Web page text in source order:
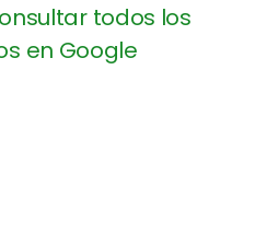
todos los
en Google